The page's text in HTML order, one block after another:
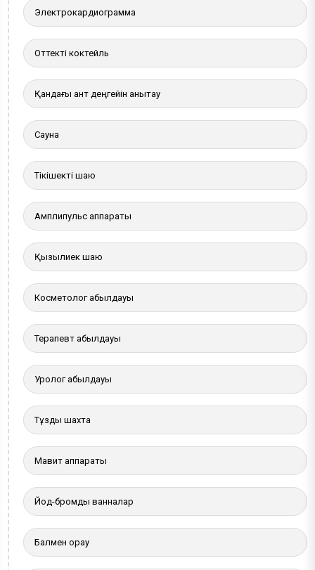
Электрокардиограмма
Оттекті коктейль
Қандағы қант деңгейін анықтау
Сауна
Тікішекті шаю
Амплипульс аппараты
Қызылиек шаю
Косметолог қабылдауы
Терапевт қабылдауы
Уролог қабылдауы
Тұзды шахта
Мавит аппараты
Йод-бромды ванналар
Балмен орау